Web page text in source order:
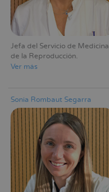
Jefa del Servicio de Medicina
de la Reproducción
Ver más
Sonia Rombaut Segarra